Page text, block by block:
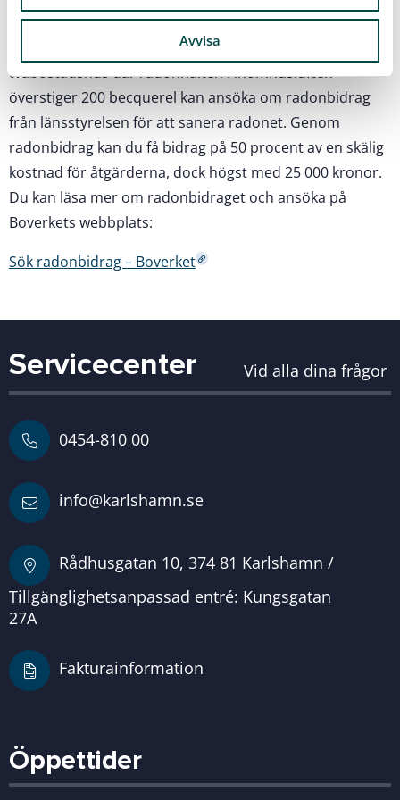
Avvisa
Bidrag för radonsanering
​Du som äger och bor permanent i ett en- eller
tvåbostadshus där radonhalten i inomhusluften
överstiger 200 becquerel kan ansöka om radonbidrag
från länsstyrelsen för att sanera radonet. Genom
radonbidrag kan du få bidrag på 50 procent av en skälig
kostnad för åtgärderna, dock högst med 25 000 kronor.
Du kan läsa mer om radonbidraget och ansöka på
Boverkets webbplats:
Sök radonbidrag – Boverket
Servicecenter Vid alla dina frågor
0454-810 00
info@karlshamn.se
Rådhusgatan 10, 374 81 Karlshamn /
Tillgänglighetsanpassad entré: Kungsgatan
27A
Fakturainformation
Öppettider